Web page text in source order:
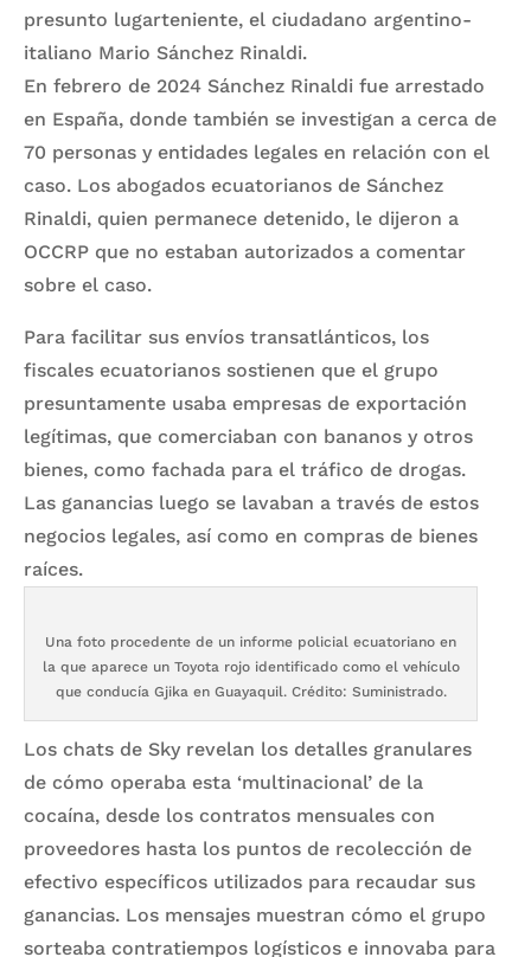
presunto lugarteniente, el ciudadano argentino-
italiano Mario Sánchez Rinaldi.
En febrero de 2024 Sánchez Rinaldi fue arrestado
en España, donde también se investigan a cerca de
70 personas y entidades legales en relación con el
caso. Los abogados ecuatorianos de Sánchez
Rinaldi, quien permanece detenido, le dijeron a
OCCRP que no estaban autorizados a comentar
sobre el caso.
Para facilitar sus envíos transatlánticos, los
fiscales ecuatorianos sostienen que el grupo
presuntamente usaba empresas de exportación
legítimas, que comerciaban con bananos y otros
bienes, como fachada para el tráfico de drogas.
Las ganancias luego se lavaban a través de estos
negocios legales, así como en compras de bienes
raíces.
Una foto procedente de un informe policial ecuatoriano en
la que aparece un Toyota rojo identificado como el vehículo
que conducía Gjika en Guayaquil. Crédito: Suministrado.
Los chats de Sky revelan los detalles granulares
de cómo operaba esta ‘multinacional’ de la
cocaína, desde los contratos mensuales con
proveedores hasta los puntos de recolección de
efectivo específicos utilizados para recaudar sus
ganancias. Los mensajes muestran cómo el grupo
sorteaba contratiempos logísticos e innovaba para